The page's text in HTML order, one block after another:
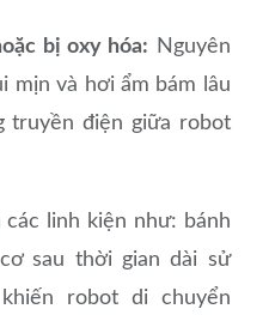
bị oxy hóa:
Nguyên
mịn và hơi ẩm bám lâu
truyền điện giữa robot
các linh kiện như: bánh
sau thời gian dài sử
robot di chuyển